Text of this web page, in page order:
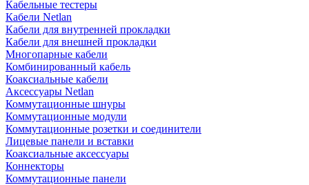
Кабельные тестеры
Кабели Netlan
Кабели для внутренней прокладки
Кабели для внешней прокладки
Многопарные кабели
Комбинированный кабель
Коаксиальные кабели
Аксессуары Netlan
Коммутационные шнуры
Коммутационные модули
Коммутационные розетки и соединители
Лицевые панели и вставки
Коаксиальные аксессуары
Коннекторы
Коммутационные панели